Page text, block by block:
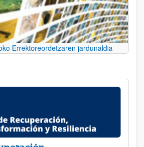
Errektoreordetzaren jardunaldia